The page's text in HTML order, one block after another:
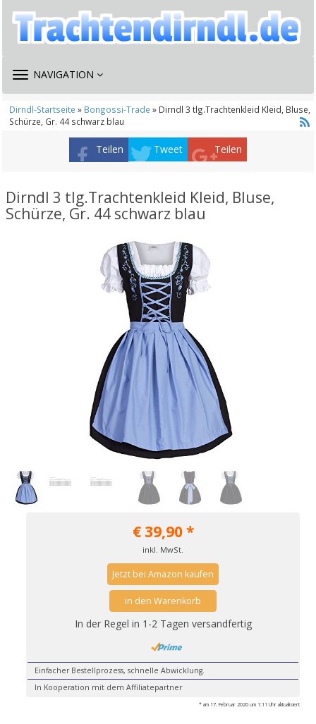
TOGGLE
NAVIGATION
Dirndl-Startseite » Bongossi-Trade » Dirndl 3 tlg.Trachtenkleid Kleid, Bluse,
Schürze, Gr. 44 schwarz blau
Teilen Tweet Teilen
Dirndl 3 tlg.Trachtenkleid Kleid, Bluse,
Schürze, Gr. 44 schwarz blau
€39,90*
inkl. MwSt.
Jetzt bei Amazon kaufen
in den Warenkorb
In der Regel in 1-2 Tagen versandfertig
Einfacher Bestellprozess, schnelle Abwicklung.
In Kooperation mit dem Affiliatepartner
* am 17. Februar 2020 um 1:11 Uhr aktualisiert